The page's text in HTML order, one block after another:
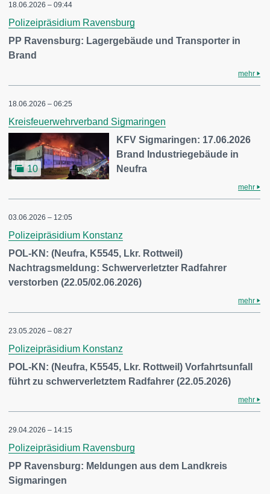
18.06.2026 – 09:44
Polizeipräsidium Ravensburg
PP Ravensburg: Lagergebäude und Transporter in
Brand
mehr
18.06.2026 – 06:25
Kreisfeuerwehrverband Sigmaringen
10
KFV Sigmaringen: 17.06.2026
Brand Industriegebäude in
Neufra
mehr
03.06.2026 – 12:05
Polizeipräsidium Konstanz
POL-KN: (Neufra, K5545, Lkr. Rottweil)
Nachtragsmeldung: Schwerverletzter Radfahrer
verstorben (22.05/02.06.2026)
mehr
23.05.2026 – 08:27
Polizeipräsidium Konstanz
POL-KN: (Neufra, K5545, Lkr. Rottweil) Vorfahrtsunfall
führt zu schwerverletztem Radfahrer (22.05.2026)
mehr
29.04.2026 – 14:15
Polizeipräsidium Ravensburg
PP Ravensburg: Meldungen aus dem Landkreis
Sigmaringen